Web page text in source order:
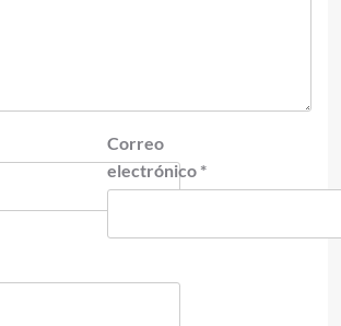
Correo
electrónico *